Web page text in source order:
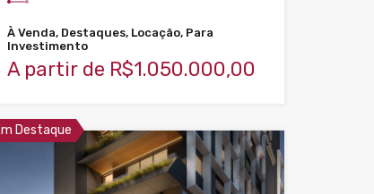
À Venda, Destaques, Locação, Para
Investimento
A partir de R$1.050.000,00
Destaque